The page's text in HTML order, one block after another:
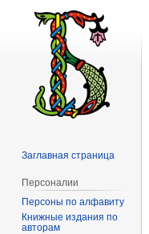
Заглавная страница
Персоналии
Персоны по алфавиту
Книжные издания по
авторам